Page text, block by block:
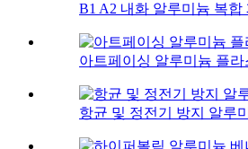
B1 A2 내화 알루미늄 복합
아트페이싱 알루미늄 플라
항균 및 정전기 방지 알루